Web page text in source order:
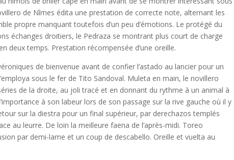
de Nîmes édita une prestation de correcte note, alternant les
propre manquant toutefois d’un peu d’émotions. Le protégé du
échanges droitiers, le Pedraza se montrant plus court de charge
deux temps. Prestation récompensée d’une oreille.
de bienvenue avant de confier l’astado au lancier pour un
sous le fer de Tito Sandoval. Muleta en main, le novillero
de la droite, au joli tracé et en donnant du rythme à un animal à
à son labeur lors de son passage sur la rive gauche où il y
sur la diestra pour un final supérieur, par derechazos templés
au leurre. De loin la meilleure faena de l’après-midi. Toreo
par demi-lame et un coup de descabello. Oreille et vuelta au